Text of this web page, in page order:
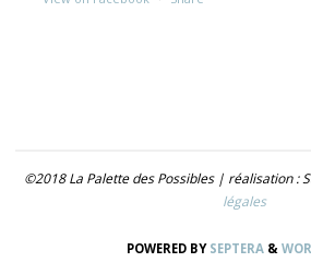
- 21.07- 5.09 : TROUVER LE NOM
©2018 La Palette des Possibles | réalisation :
légales
POWERED BYSEPTERA &